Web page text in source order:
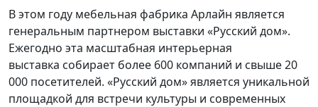
В этом году мебельная фабрика Арлайн является
генеральным партнером выставки «Русский дом».
Ежегодно эта масштабная интерьерная
выставка собирает более 600 компаний и свыше 20
000 посетителей. «Русский дом» является уникальной
площадкой для встречи культуры и современных